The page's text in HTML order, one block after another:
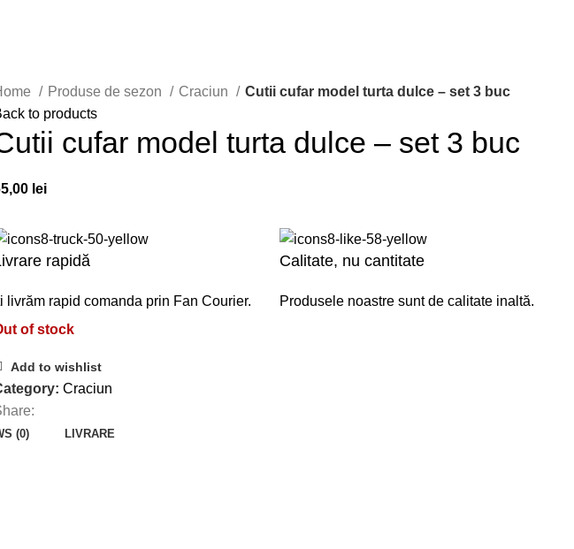
Produse de sezon Craciun
Cutii cufar model turta dulce – set 3 buc
to products
cufar model turta dulce – set 3 buc
lei
rapidă
livrăm rapid comanda prin Fan Courier.
Calitate, nu cantitate
Produsele noastre sunt de calitate inaltă.
of stock
Add to wishlist
Craciun
(0) LIVRARE